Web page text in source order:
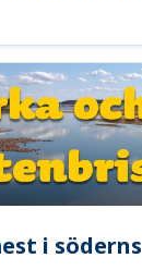
i söderns